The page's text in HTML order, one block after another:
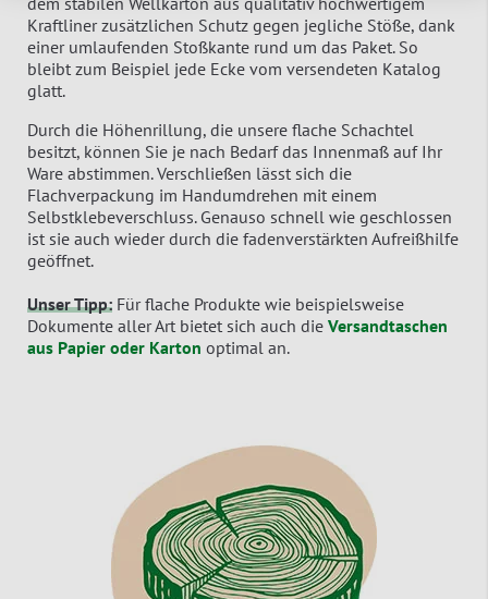
Kraftliner zusätzlichen Schutz gegen jegliche Stöße, dank
einer umlaufenden Stoßkante rund um das Paket. So
bleibt zum Beispiel jede Ecke vom versendeten Katalog
glatt.
Durch die Höhenrillung, die unsere flache Schachtel
besitzt, können Sie je nach Bedarf das Innenmaß auf Ihr
Ware abstimmen. Verschließen lässt sich die
Flachverpackung im Handumdrehen mit einem
Selbstklebeverschluss. Genauso schnell wie geschlossen
ist sie auch wieder durch die fadenverstärkten Aufreißhilfe
geöffnet.
Unser Tipp: Für flache Produkte wie beispielsweise
Dokumente aller Art bietet sich auch die Versandtaschen
aus Papier oder Karton optimal an.